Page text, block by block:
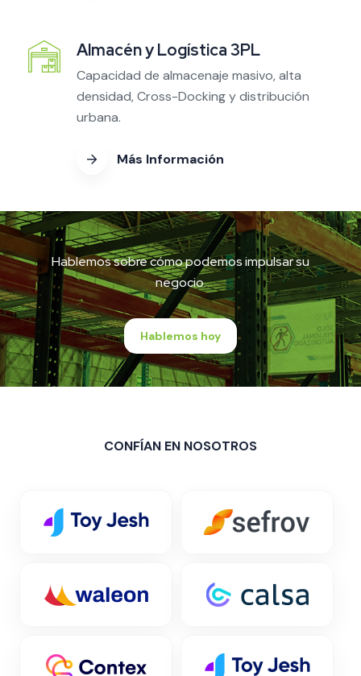
Almacén y Logística 3PL
Capacidad de almacenaje masivo, alta
densidad, Cross-Docking y distribución
urbana.
Más Información
Hablemos sobre cómo podemos impulsar su
negocio.
Hablemos hoy
CONFÍAN EN NOSOTROS